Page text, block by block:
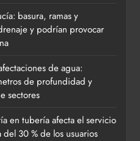
basura, ramas y
y podrían provocar
de agua:
de profundidad y
sectores
en tubería afecta el servicio
30 % de los usuarios